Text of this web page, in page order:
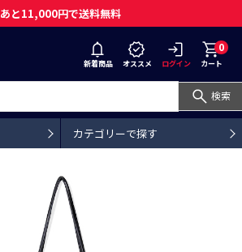
あと11,000円で送料無料
新着商品 オススメ ログイン
0
カート
検索
カテゴリーで探す